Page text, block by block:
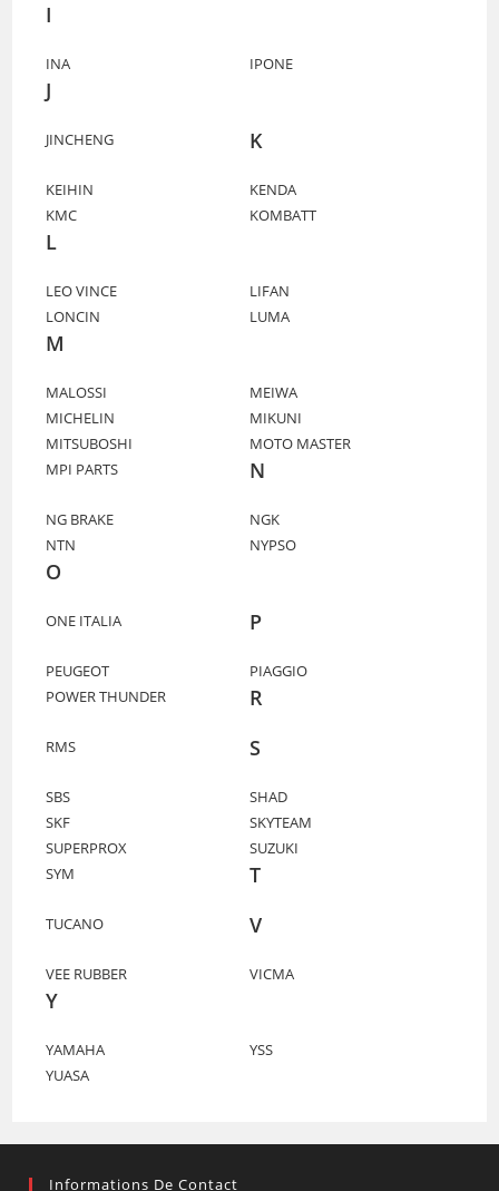
I
INA IPONE
J
JINCHENG K
KEIHIN
KENDA
KMC
KOMBATT
L
LEO VINCE
LIFAN
LONCIN
LUMA
M
MALOSSI
MEIWA
MICHELIN
MIKUNI
MITSUBOSHI
MOTO MASTER
MPI PARTS
N
NG BRAKE
NGK
NTN
NYPSO
O
ONE ITALIA P
PEUGEOT
PIAGGIO
POWER THUNDER
R
RMS S
SBS
SHAD
SKF
SKYTEAM
SUPERPROX
SUZUKI
SYM
T
TUCANO V
VEE RUBBER VICMA
Y
YAMAHA
YSS
YUASA
Informations De Contact